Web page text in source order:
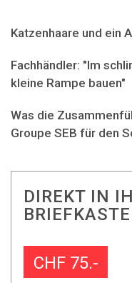
Katzenhaare und ein
Fachhändler: "Im
kleine Rampe bauen"
Was die
Groupe SEB für den
DIREKT IN
CHF 75.-